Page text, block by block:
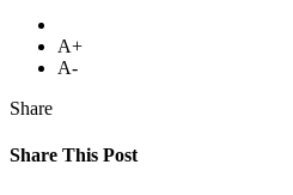
A+
A-
Share
Share This Post